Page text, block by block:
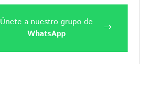
Únete a nuestro grupo de
WhatsApp